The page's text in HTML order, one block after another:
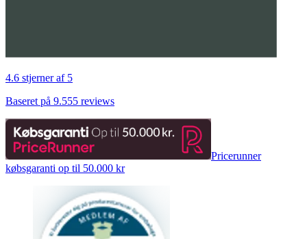
4.6 stjerner af 5
Baseret på 9.555 reviews
Pricerunner
købsgaranti op til 50.000 kr